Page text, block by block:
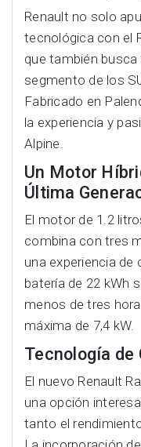
Renault no solo
tecnológica con el
que también
segmento de los
Fabricado en
la experiencia y
Alpine.
Un Motor
Última
El motor de 1.2
combina con tres
una experiencia
batería de 22 kWh
menos de tres
máxima de 7,4 kW.
Tecnología de
El nuevo Renault
una opción
tanto el